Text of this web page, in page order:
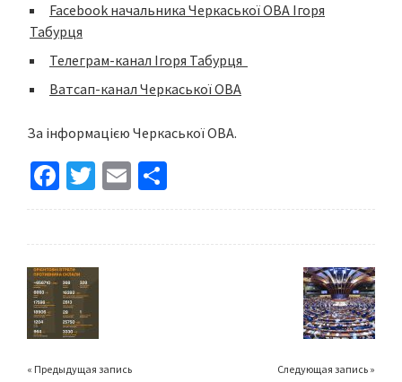
Facebook начальника Черкаської ОВА Ігоря
Табурця
Телеграм-канал Ігоря Табурця
Ватсап-канал Черкаської ОВА
За інформацією Черкаської ОВА.
Fa
ce
o
o
k
T
wi
er
E
m h
« Предыдущая запись Следующая запись »